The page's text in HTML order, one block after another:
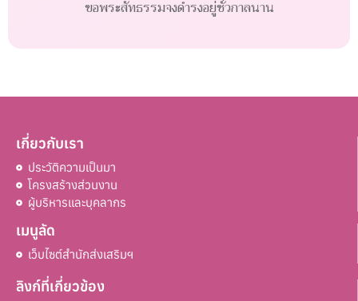
ขอพระสัทธรรมจงดำรงอยู่ชั่วกาลนาน
เกี่ยวกับเรา
ประวัติความเป็นมา
โครงสร้างส่วนงาน
ผู้บริหารและบุคลากร
เมนูลัด
เว็บไซต์สำนักส่งเสริมฯ
ลิงก์ที่เกี่ยวข้อง